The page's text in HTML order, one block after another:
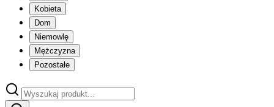
Kobieta
Dom
Niemowlę
Mężczyzna
Pozostałe